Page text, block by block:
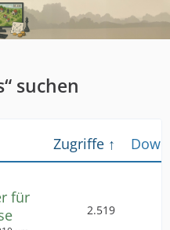
suchen
Zugriffe
für
2.519